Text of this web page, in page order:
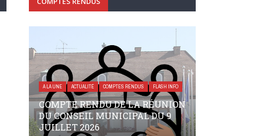
A LA UNE ACTUALITÉ COMPTES RENDUS FLASH INFO
COMPTE RENDU DE LA RÉUNION
DU CONSEIL MUNICIPAL DU 9
JUILLET 2026